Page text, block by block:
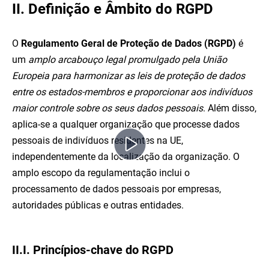
II. Definição e Âmbito do RGPD
O Regulamento Geral de Proteção de Dados (RGPD) é
um amplo arcabouço legal promulgado pela União
Europeia para harmonizar as leis de proteção de dados
entre os estados-membros e proporcionar aos indivíduos
maior controle sobre os seus dados pessoais. Além disso,
aplica-se a qualquer organização que processe dados
pessoais de indivíduos residentes na UE,
independentemente da localização da organização. O
amplo escopo da regulamentação inclui o
processamento de dados pessoais por empresas,
autoridades públicas e outras entidades.
II.I. Princípios-chave do RGPD